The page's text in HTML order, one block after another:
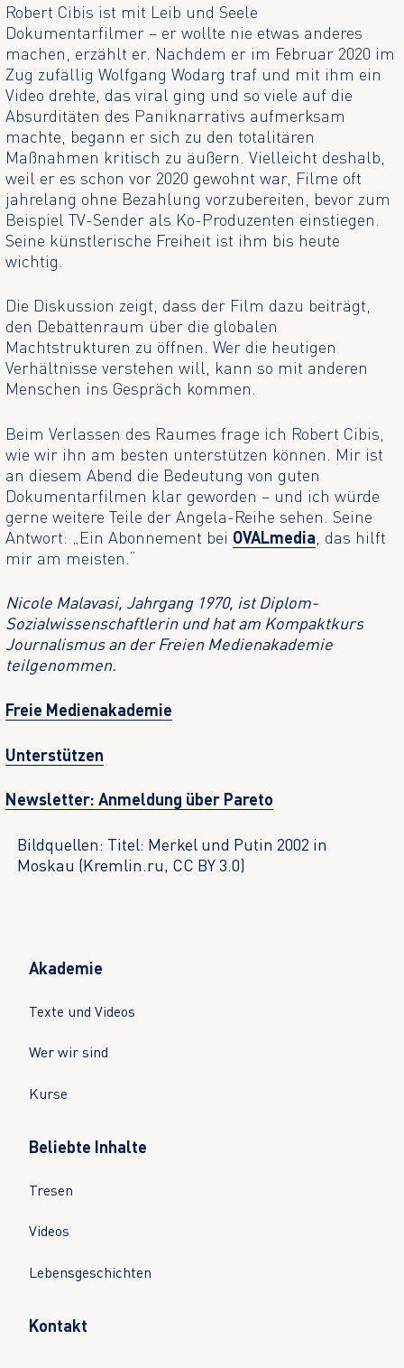
Robert Cibis ist mit Leib und Seele
Dokumentarfilmer – er wollte nie etwas anderes
machen, erzählt er. Nachdem er im Februar 2020 im
Zug zufällig Wolfgang Wodarg traf und mit ihm ein
Video drehte, das viral ging und so viele auf die
Absurditäten des Paniknarrativs aufmerksam
machte, begann er sich zu den totalitären
Maßnahmen kritisch zu äußern. Vielleicht deshalb,
weil er es schon vor 2020 gewohnt war, Filme oft
jahrelang ohne Bezahlung vorzubereiten, bevor zum
Beispiel TV-Sender als Ko-Produzenten einstiegen.
Seine künstlerische Freiheit ist ihm bis heute
wichtig.
Die Diskussion zeigt, dass der Film dazu beiträgt,
den Debattenraum über die globalen
Machtstrukturen zu öffnen. Wer die heutigen
Verhältnisse verstehen will, kann so mit anderen
Menschen ins Gespräch kommen.
Beim Verlassen des Raumes frage ich Robert Cibis,
wie wir ihn am besten unterstützen können. Mir ist
an diesem Abend die Bedeutung von guten
Dokumentarfilmen klar geworden – und ich würde
gerne weitere Teile der Angela-Reihe sehen. Seine
Antwort: „Ein Abonnement bei OVALmedia , das hilft
mir am meisten.“
Nicole Malavasi, Jahrgang 1970, ist Diplom-
Sozialwissenschaftlerin und hat am Kompaktkurs
Journalismus an der Freien Medienakademie
teilgenommen.
Freie Medienakademie
Unterstützen
Newsletter: Anmeldung über Pareto
Bildquellen: Titel: Merkel und Putin 2002 in
Moskau (Kremlin.ru, CC BY 3.0)
Akademie
Texte und Videos
Wer wir sind
Kurse
Beliebte Inhalte
Tresen
Videos
Lebensgeschichten
Kontakt